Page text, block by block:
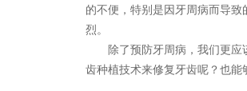
的不便，特别是因牙周病而导
烈。
除了预防牙周病，我们更
齿种植技术来修复牙齿呢？也能